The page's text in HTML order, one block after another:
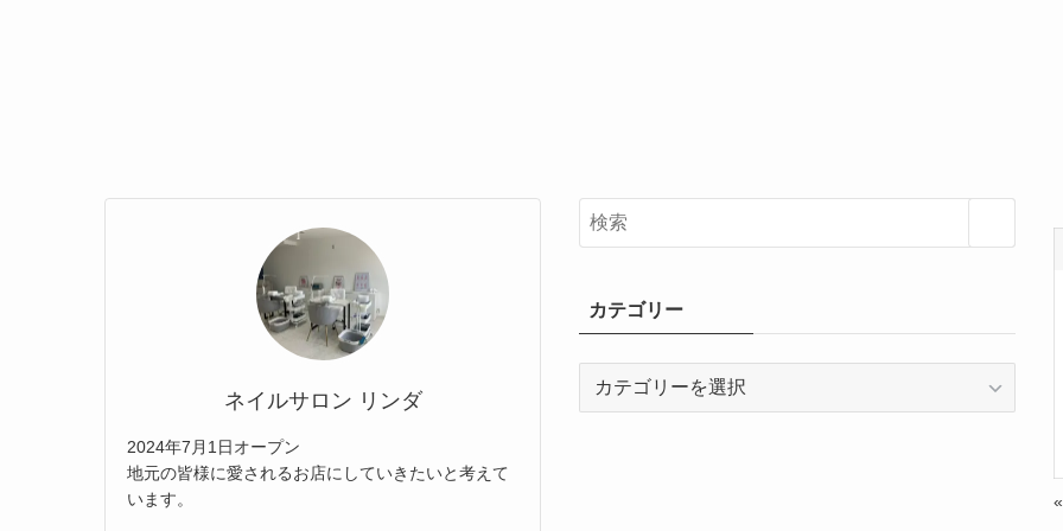
ネイルサロン リンダ
2024年7月1日オープン
地元の皆様に愛されるお店にしていきたいと考えて
います。
カテゴリー